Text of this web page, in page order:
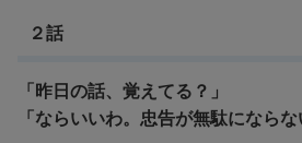
２話
「昨日の話、覚えてる？」
「ならいいわ。忠告が無駄にならな